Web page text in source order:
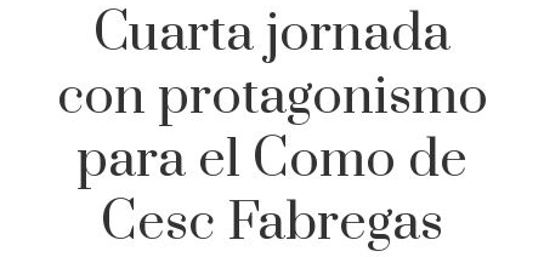
Cuarta jornada
con protagonismo
para el Como de
Cesc Fabregas